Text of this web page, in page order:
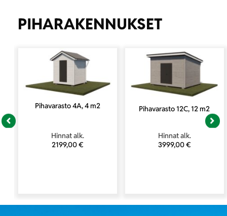
TYYLIKKÄÄT
PIHARAKENNUKSET
JÄTEKATOKSET
PYÖRÄKATOKSET
LEIKKIMÖKIT
Lue lisää
PIHARAKENNUKSET
Pihavarasto 4A, 4 m2
Hinnat alk.
2199,00€
Pihavarasto 12C, 12 m2
Hinnat alk.
3999,00€